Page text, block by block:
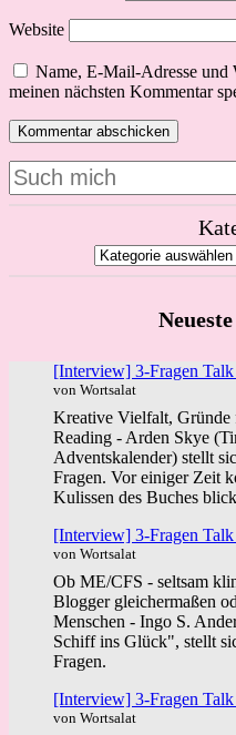
Website
Name, E-Mail-Adresse und
meinen nächsten Kommentar
Suchen
[Interview] 3-Fragen
von Wortsalat
Kreative Vielfalt,
Reading - Arden Skye
Adventskalender) stellt
Fragen. Vor einiger Zeit
Kulissen des Buches
[Interview] 3-Fragen
von Wortsalat
Ob ME/CFS - seltsam
Blogger gleichermaßen
Menschen - Ingo S.
Schiff ins Glück", stellt
Fragen.
[Interview] 3-Fragen
von Wortsalat